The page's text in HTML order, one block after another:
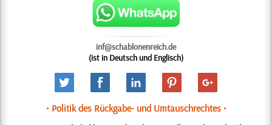
inf@schablonenreich.de
(ist in Deutsch und Englisch)
• Politik des Rückgabe- und Umtauschrechtes •